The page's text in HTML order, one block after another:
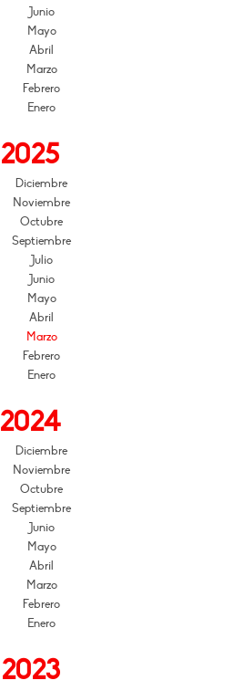
Junio
Mayo
Abril
Marzo
Febrero
Enero
2025
Diciembre
Noviembre
Octubre
Septiembre
Julio
Junio
Mayo
Abril
Marzo
Febrero
Enero
2024
Diciembre
Noviembre
Octubre
Septiembre
Junio
Mayo
Abril
Marzo
Febrero
Enero
2023